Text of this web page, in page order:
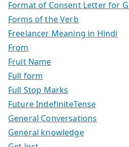
Format of Consent Letter for
Forms of the Verb
Freelancer Meaning in Hindi
From
Fruit Name
Full form
Full Stop Marks
Future IndefiniteTense
General Conversations
General knowledge